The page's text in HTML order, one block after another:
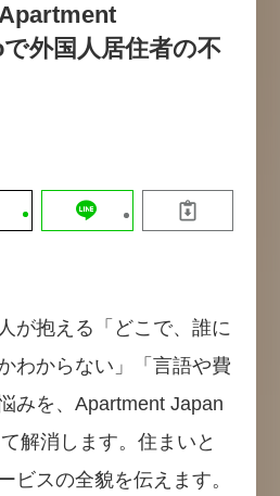
採用情報
06-10
Apartment
外国人居住者の不
が抱える「どこで、誰に
わからない」「言語や費
みを、Apartment Japan
解消します。住まいと
ビスの全貌を伝えます。